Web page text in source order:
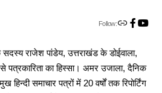
Follow:
राजेश पांडेय, उत्तराखंड के डोईवाला,
पत्रकारिता का हिस्सा। अमर उजाला, दैनिक
समाचार पत्रों में 20 वर्षों तक रिपोर्टिंग